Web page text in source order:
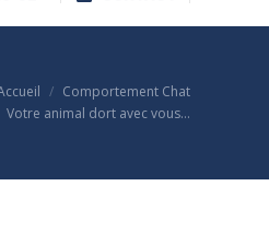
Comportement Chat
Votre animal dort avec vous…